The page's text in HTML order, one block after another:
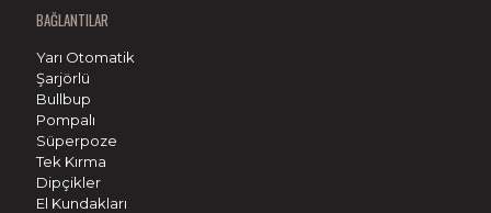
BAĞLANTILAR
Yarı Otomatik
Şarjörlü
Bullbup
Pompalı
Süperpoze
Tek Kırma
Dipçikler
El Kundakları